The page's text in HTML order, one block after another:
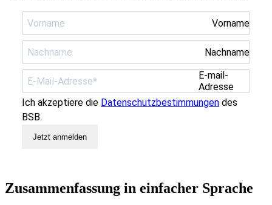
Vorname
Nachname
E-mail-
Adresse
Ich akzeptiere die Datenschutzbestimmungen des
BSB.
Jetzt anmelden
Zusammenfassung in einfacher Sprache